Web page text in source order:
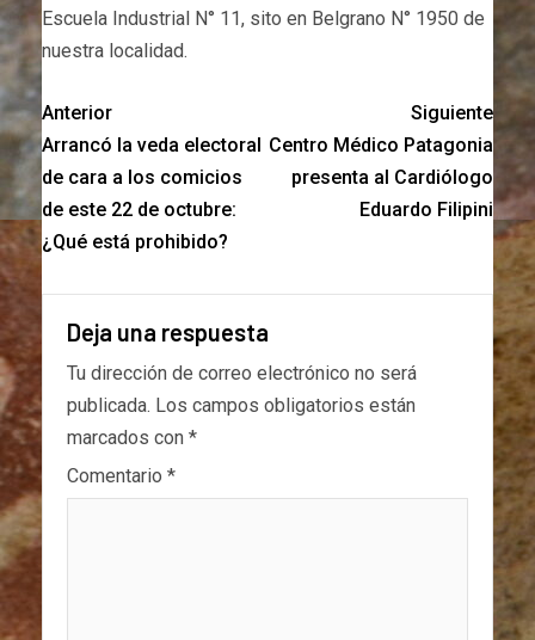
Escuela Industrial N° 11, sito en Belgrano N° 1950 de
nuestra localidad.
Anterior
Arrancó la veda electoral
de cara a los comicios
de este 22 de octubre:
¿Qué está prohibido?
Siguiente
Centro Médico Patagonia
presenta al Cardiólogo
Eduardo Filipini
Deja una respuesta
Tu dirección de correo electrónico no será
publicada. Los campos obligatorios están
marcados con *
Comentario *